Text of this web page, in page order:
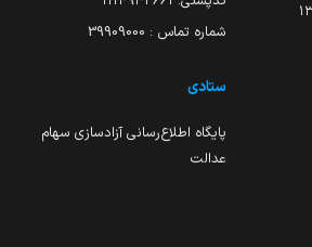
شماره تماس : 39909000
ستادی
پایگاه اطلاع‌رسانی آزادسازی سهام
عدالت